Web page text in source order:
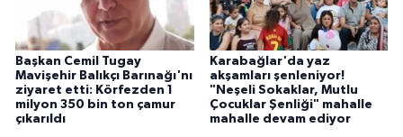
Başkan Cemil Tugay
Mavişehir Balıkçı Barınağı'nı
ziyaret etti: Körfezden 1
milyon 350 bin ton çamur
çıkarıldı
Karabağlar'da yaz
akşamları şenleniyor!
"Neşeli Sokaklar, Mutlu
Çocuklar Şenliği" mahalle
mahalle devam ediyor